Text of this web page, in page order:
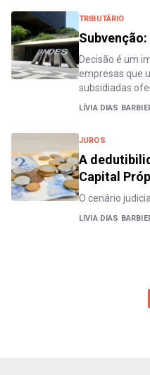
TRIBUTÁRIO
Decisão é um
empresas que
subsidiadas
LÍVIA DIAS
JUROS
A
Capital
O cenário
LÍVIA DIAS